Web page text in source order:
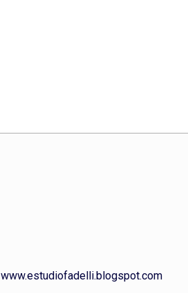
www.estudiofadelli.blogspot.com